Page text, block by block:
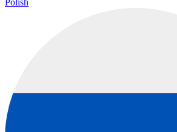
Polish